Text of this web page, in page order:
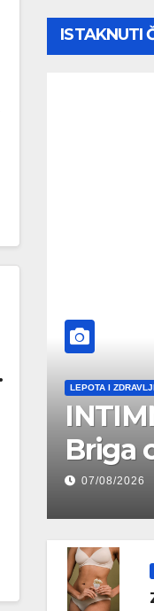
ISTAKNUTI
LEPOTA I
Briga
deo
07/08/2026